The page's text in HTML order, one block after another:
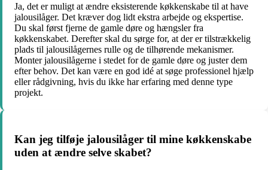
Ja, det er muligt at ændre eksisterende køkkenskabe til at have
jalousilåger. Det kræver dog lidt ekstra arbejde og ekspertise.
Du skal først fjerne de gamle døre og hængsler fra
køkkenskabet. Derefter skal du sørge for, at der er tilstrækkelig
plads til jalousilågernes rulle og de tilhørende mekanismer.
Monter jalousilågerne i stedet for de gamle døre og juster dem
efter behov. Det kan være en god idé at søge professionel hjælp
eller rådgivning, hvis du ikke har erfaring med denne type
projekt.
Kan jeg tilføje jalousilåger til mine køkkenskabe
uden at ændre selve skabet?